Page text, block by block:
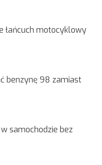
łańcuch motocyklowy
benzynę 98 zamiast
samochodzie bez